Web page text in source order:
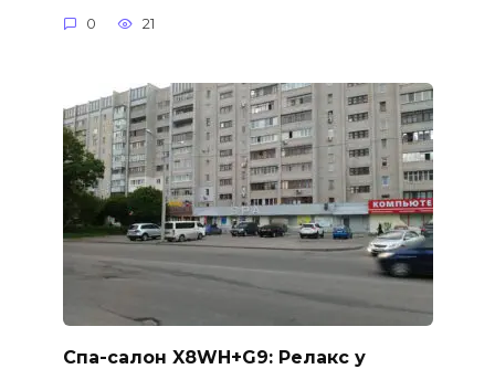
0 21
Спа-салон X8WH+G9: Релакс у